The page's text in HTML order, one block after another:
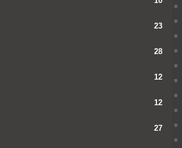
23
28
12
12
27